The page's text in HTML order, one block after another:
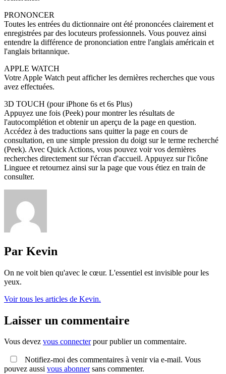
PRONONCER
Toutes les entrées du dictionnaire ont été prononcées clairement et
enregistrées par des locuteurs professionnels. Vous pouvez ainsi
entendre la différence de prononciation entre l'anglais américain et
l'anglais britannique.
APPLE WATCH
Votre Apple Watch peut afficher les dernières recherches que vous
avez effectuées.
3D TOUCH (pour iPhone 6s et 6s Plus)
Appuyez une fois (Peek) pour montrer les résultats de
l'autocomplétion et obtenir un aperçu de la page en question.
Accédez à des traductions sans quitter la page en cours de
consultation, en une simple pression du doigt sur le terme recherché
(Peek). Avec Quick Actions, vous pouvez voir vos dernières
recherches directement sur l'écran d'accueil. Appuyez sur l'icône
Linguee et retournez ainsi sur la page que vous étiez en train de
consulter.
Par Kevin
On ne voit bien qu'avec le cœur. L'essentiel est invisible pour les
yeux.
Voir tous les articles de Kevin.
Laisser un commentaire
Vous devez vous connecterpour publier un commentaire.
Notifiez-moi des commentaires à venir via e-mail. Vous
pouvez aussi vous abonnersans commenter.